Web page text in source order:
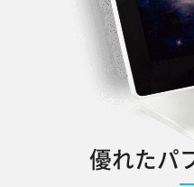
優れたパ